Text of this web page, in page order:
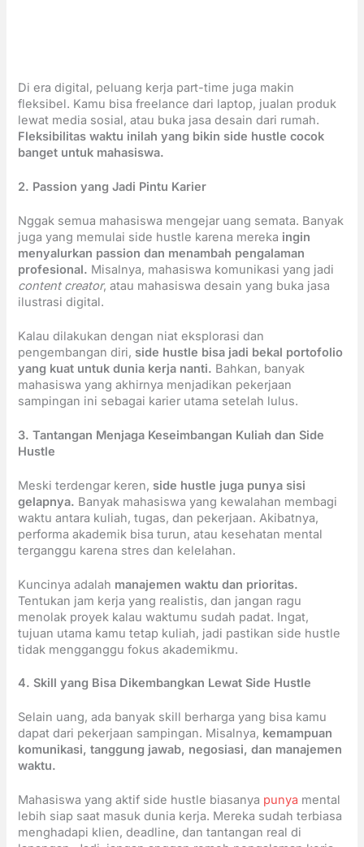
Di era digital, peluang kerja part-time juga makin
fleksibel. Kamu bisa freelance dari laptop, jualan produk
lewat media sosial, atau buka jasa desain dari rumah.
Fleksibilitas waktu inilah yang bikin side hustle cocok
banget untuk mahasiswa.
2. Passion yang Jadi Pintu Karier
Nggak semua mahasiswa mengejar uang semata. Banyak
juga yang memulai side hustle karena mereka ingin
menyalurkan passion dan menambah pengalaman
profesional. Misalnya, mahasiswa komunikasi yang jadi
content creator, atau mahasiswa desain yang buka jasa
ilustrasi digital.
Kalau dilakukan dengan niat eksplorasi dan
pengembangan diri, side hustle bisa jadi bekal portofolio
yang kuat untuk dunia kerja nanti. Bahkan, banyak
mahasiswa yang akhirnya menjadikan pekerjaan
sampingan ini sebagai karier utama setelah lulus.
3. Tantangan Menjaga Keseimbangan Kuliah dan Side
Hustle
Meski terdengar keren, side hustle juga punya sisi
gelapnya. Banyak mahasiswa yang kewalahan membagi
waktu antara kuliah, tugas, dan pekerjaan. Akibatnya,
performa akademik bisa turun, atau kesehatan mental
terganggu karena stres dan kelelahan.
Kuncinya adalah manajemen waktu dan prioritas.
Tentukan jam kerja yang realistis, dan jangan ragu
menolak proyek kalau waktumu sudah padat. Ingat,
tujuan utama kamu tetap kuliah, jadi pastikan side hustle
tidak mengganggu fokus akademikmu.
4. Skill yang Bisa Dikembangkan Lewat Side Hustle
Selain uang, ada banyak skill berharga yang bisa kamu
dapat dari pekerjaan sampingan. Misalnya, kemampuan
komunikasi, tanggung jawab, negosiasi, dan manajemen
waktu.
Mahasiswa yang aktif side hustle biasanya punya mental
lebih siap saat masuk dunia kerja. Mereka sudah terbiasa
menghadapi klien, deadline, dan tantangan real di